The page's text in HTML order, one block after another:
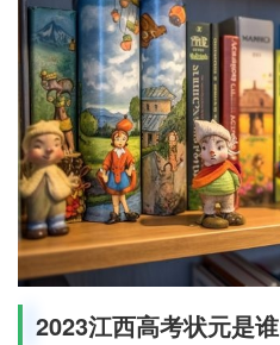
2023江西高考状元是谁